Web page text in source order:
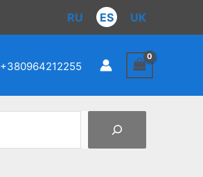
RU ES UK
+380964212255